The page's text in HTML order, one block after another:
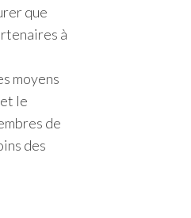
que
à
moyens
le
de
des